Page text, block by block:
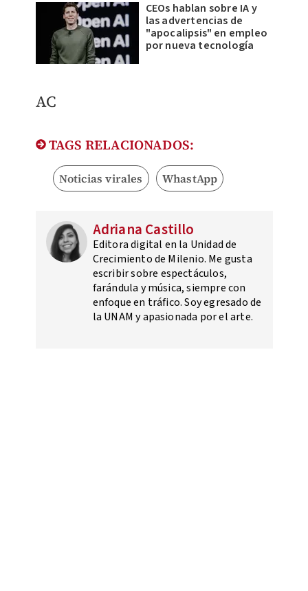
CEOs hablan sobre IA y
las advertencias de
"apocalipsis" en empleo
por nueva tecnología
AC
TAGS RELACIONADOS:
Noticias virales WhastApp
Adriana Castillo
Editora digital en la Unidad de
Crecimiento de Milenio. Me gusta
escribir sobre espectáculos,
farándula y música, siempre con
enfoque en tráfico. Soy egresado de
la UNAM y apasionada por el arte.